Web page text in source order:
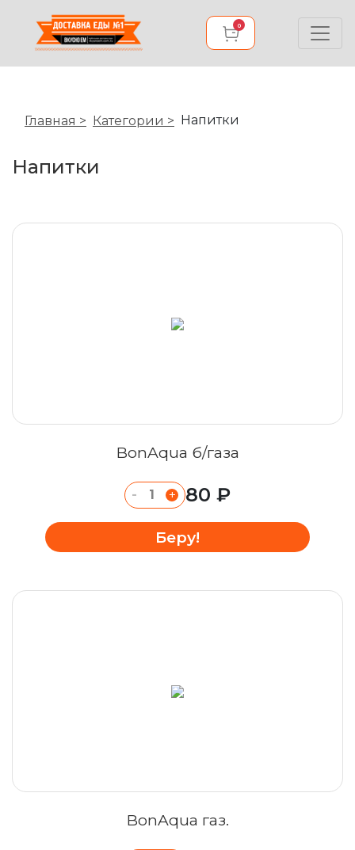
0
Главная > Категории > Напитки
Напитки
BonAqua б/газа
- + 80 ₽
Беру!
BonAqua газ.